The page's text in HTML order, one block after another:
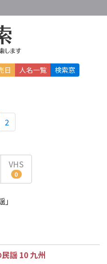
日 人名一覧 検索窓
2
VHS
0
謡 10 九州